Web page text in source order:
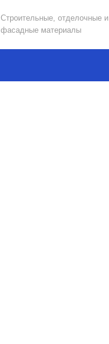
Строительные, отделочные и
фасадные материалы